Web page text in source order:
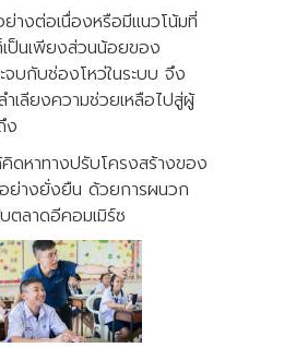
างต่อเนื่องหรือมีแนวโน้มที่
ป็นเพียงส่วนน้อยของ
จบกับช่องโหว่ในระบบ จึง
ำเลียงความช่วยเหลือไปสู่ผู้
ง
ดหาทางปรับโครงสร้างของ
ย่างยั่งยืน ด้วยการผนวก
ตลาดอีคอมเมิร์ซ